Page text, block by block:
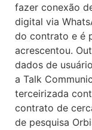
fazer conexão
digital via
do contrato e é
acrescentou.
dados de
a Talk
terceirizada
contrato de
de pesquisa